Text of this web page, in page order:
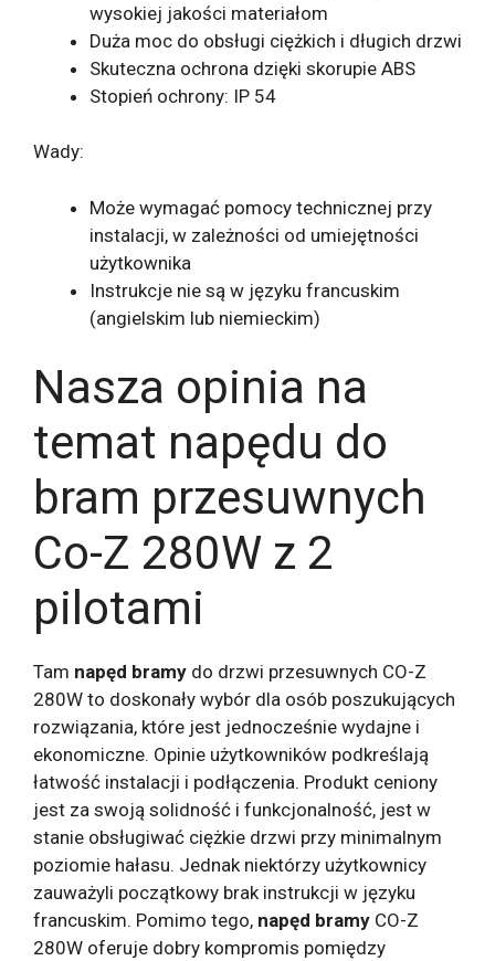
wysokiej jakości materiałom
Duża moc do obsługi ciężkich i długich drzwi
Skuteczna ochrona dzięki skorupie ABS
Stopień ochrony: IP 54
Wady:
Może wymagać pomocy technicznej przy
instalacji, w zależności od umiejętności
użytkownika
Instrukcje nie są w języku francuskim
(angielskim lub niemieckim)
Nasza opinia na
temat napędu do
bram przesuwnych
Co-Z 280W z 2
pilotami
Tam napęd bramy do drzwi przesuwnych CO-Z
280W to doskonały wybór dla osób poszukujących
rozwiązania, które jest jednocześnie wydajne i
ekonomiczne. Opinie użytkowników podkreślają
łatwość instalacji i podłączenia. Produkt ceniony
jest za swoją solidność i funkcjonalność, jest w
stanie obsługiwać ciężkie drzwi przy minimalnym
poziomie hałasu. Jednak niektórzy użytkownicy
zauważyli początkowy brak instrukcji w języku
francuskim. Pomimo tego, napęd bramy CO-Z
280W oferuje dobry kompromis pomiędzy